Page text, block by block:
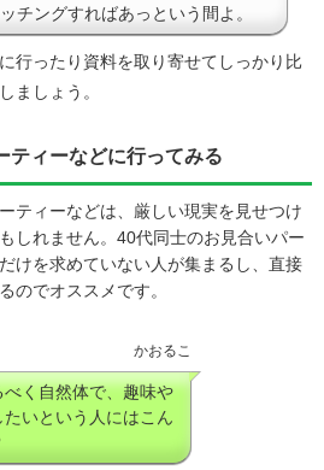
チングすればあっという間よ。
行ったり資料を取り寄せてしっかり比
ましょう。
ティーなどに行ってみる
ティーなどは、厳しい現実を見せつけ
しれません。40代同士のお見合いパー
けを求めていない人が集まるし、直接
のでオススメです。
かおるこ
く自然体で、趣味や
いという人にはこん